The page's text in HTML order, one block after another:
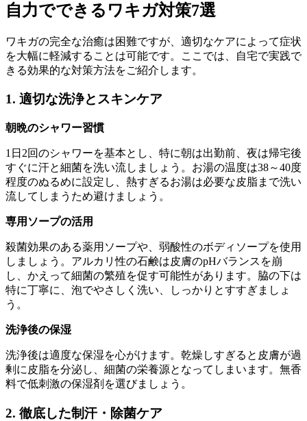
自力でできるワキガ対策7選
ワキガの完全な治癒は困難ですが、適切なケアによって症状
を大幅に軽減することは可能です。ここでは、自宅で実践で
きる効果的な対策方法をご紹介します。
1. 適切な洗浄とスキンケア
朝晩のシャワー習慣
1日2回のシャワーを基本とし、特に朝は出勤前、夜は帰宅後
すぐに汗と細菌を洗い流しましょう。お湯の温度は38～40度
程度のぬるめに設定し、熱すぎるお湯は必要な皮脂まで洗い
流してしまうため避けましょう。
専用ソープの活用
殺菌効果のある薬用ソープや、弱酸性のボディソープを使用
しましょう。アルカリ性の石鹸は皮膚のpHバランスを崩
し、かえって細菌の繁殖を促す可能性があります。脇の下は
特に丁寧に、泡でやさしく洗い、しっかりとすすぎましょ
う。
洗浄後の保湿
洗浄後は適度な保湿を心がけます。乾燥しすぎると皮膚が過
剰に皮脂を分泌し、細菌の栄養源となってしまいます。無香
料で低刺激の保湿剤を選びましょう。
2. 徹底した制汗・除菌ケア